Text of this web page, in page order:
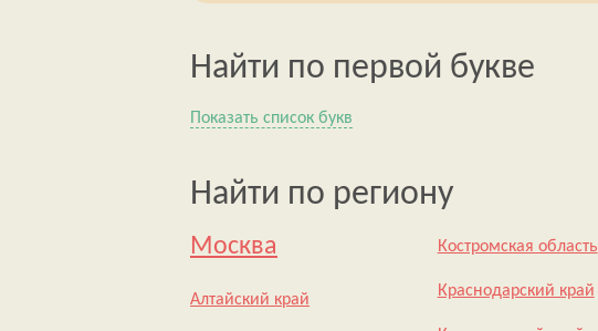
Найти по первой букве
Показать список букв
Найти по региону
Москва
Алтайский край
Костромская область
Краснодарский край